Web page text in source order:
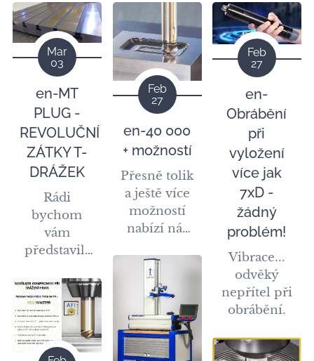
Mar
03
en-MT
PLUG -
REVOLUČNÍ
ZÁTKY T-
DRÁŽEK
Rádi
bychom
vám
představili
nového
obchodního
partnera, se
kterým
jsem se
Feb
27
en-40 000
+ možností
Přesně tolik
a ještě více
možností
nabízí náš
nástrojový
systém
"MULTI-
MASTER".
Feb
27
en-
Obrábění
při
vyložení
více jak
7xD -
žádný
problém!
Vibrace...
odvěký
nepřítel při
obrábění.